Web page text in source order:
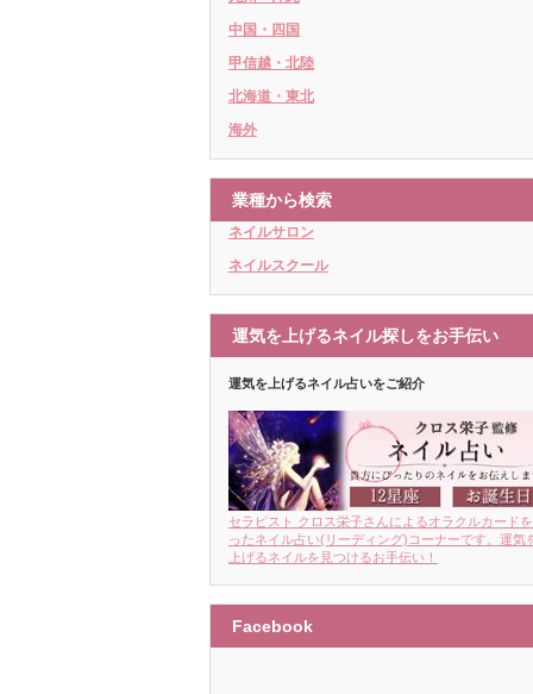
中国・四国
甲信越・北陸
北海道・東北
海外
業種から検索
ネイルサロン
ネイルスクール
運気を上げるネイル探しをお手伝い
運気を上げるネイル占いをご紹介
セラピスト クロス栄子さんによるオラクルカード
ったネイル占い(リーディング)コーナーです。運気
上げるネイルを見つけるお手伝い！
Facebook